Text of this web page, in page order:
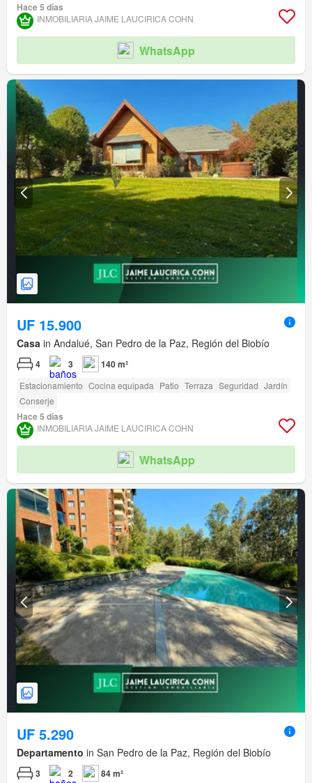
Hace 5 días
INMOBILIARIA JAIME LAUCIRICA COHN
WhatsApp
UF 15.900
Casa in Andalué, San Pedro de la Paz, Región del Biobío
4 3 140 m²
Estacionamiento Cocina equipada Patio Terraza Seguridad Jardín
Conserje
Hace 5 días
INMOBILIARIA JAIME LAUCIRICA COHN
WhatsApp
UF 5.290
Departamento in San Pedro de la Paz, Región del Biobío
3 2 84 m²